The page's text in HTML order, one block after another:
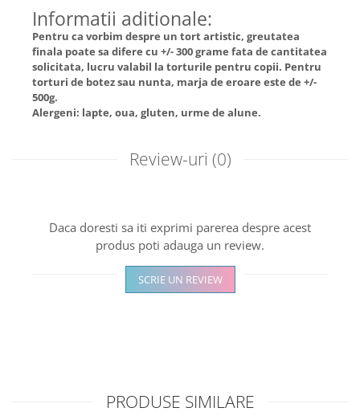
Informatii aditionale:
Pentru ca vorbim despre un tort artistic, greutatea
finala poate sa difere cu +/- 300 grame fata de cantitatea
solicitata, lucru valabil la torturile pentru copii. Pentru
torturi de botez sau nunta, marja de eroare este de +/-
500g.
Alergeni: lapte, oua, gluten, urme de alune.
Review-uri (0)
Daca doresti sa iti exprimi parerea despre acest
produs poti adauga un review.
SCRIE UN REVIEW
PRODUSE SIMILARE